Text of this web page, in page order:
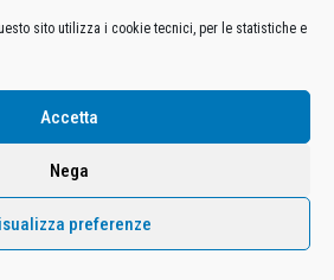
sito utilizza i cookie tecnici, per le statistiche e
Accetta
Nega
preferenze
Imp. Monza e Brianza 02137480964 - R.E.A. MB-1370021 -
coordinamento art. 2497 C.C. DECATHLON SA, Villeneuve